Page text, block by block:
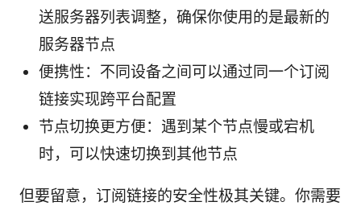
送服务器列表调整，确保你使用的是最新的
服务器节点
便携性：不同设备之间可以通过同一个订阅
链接实现跨平台配置
节点切换更方便：遇到某个节点慢或宕机
时，可以快速切换到其他节点
但要留意，订阅链接的安全性极其关键。你需要